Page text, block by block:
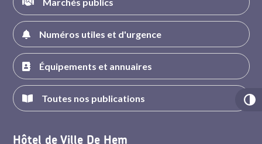
Numéros utiles et d'urgence
Équipements et annuaires
Toutes nos publications
Hôtel de Ville De Hem